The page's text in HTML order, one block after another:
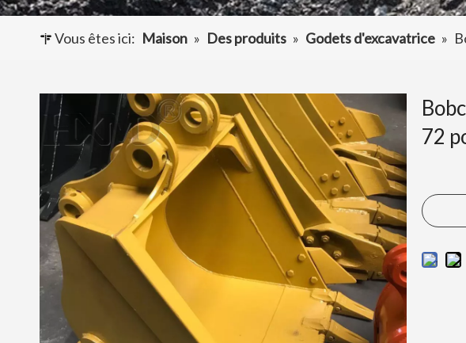
Vous êtes ici: Maison » Des produits » Godets d'excavatrice »
72